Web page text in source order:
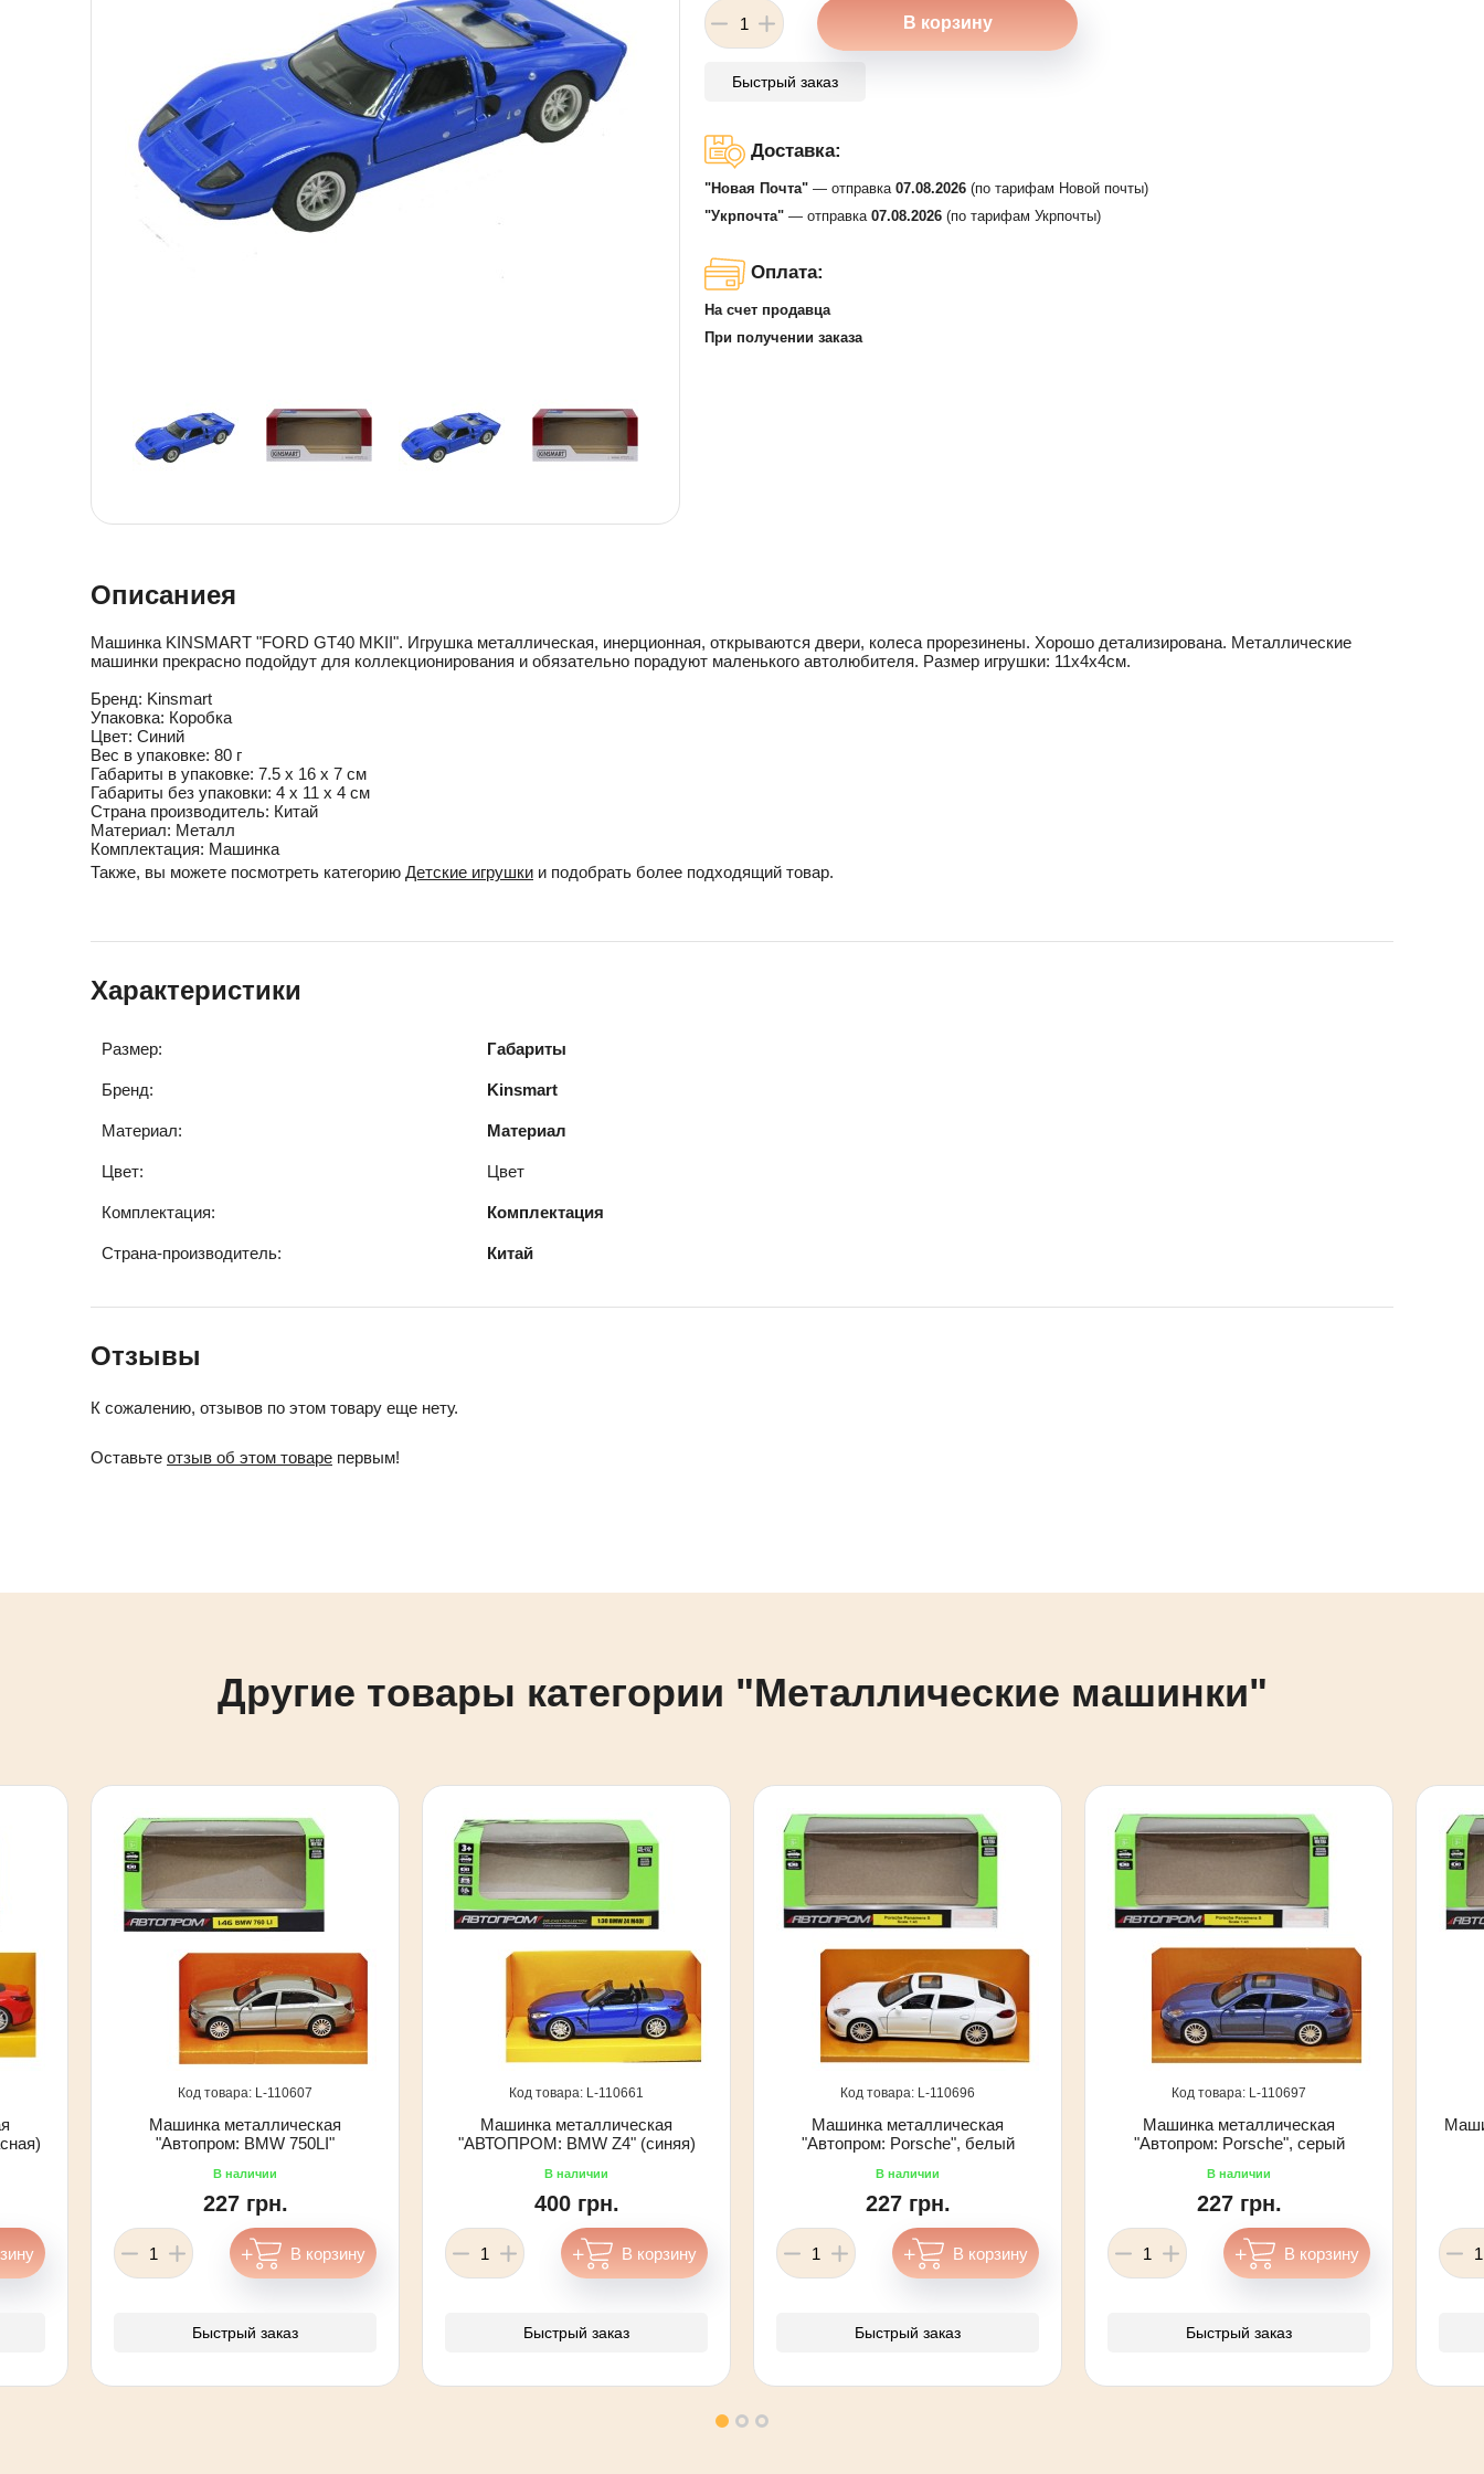
Товары для праздника
Новогодние украшения
Детская мебель
Детская посуда
Детская книга
Товары для маленьких детей
Уход и гигиена ребенка
Канцелярские товары
Быстрый заказ
Доставка:
"Новая Почта" — отправка 07.08.2026 (по тарифам Новой почты)
"Укрпочта" — отправка 07.08.2026 (по тарифам Укрпочты)
Оплата:
На счет продавца
При получении заказа
Описаниея
Машинка KINSMART "FORD GT40 MKII". Игрушка металлическая, инерционная, открываются двери, колеса прорезинены. Хорошо детализирована. Металлические
машинки прекрасно подойдут для коллекционирования и обязательно порадуют маленького автолюбителя. Размер игрушки: 11х4х4см.
Бренд: Kinsmart
Упаковка: Коробка
Цвет: Синий
Вес в упаковке: 80 г
Габариты в упаковке: 7.5 x 16 x 7 см
Габариты без упаковки: 4 x 11 x 4 см
Cтрана производитель: Китай
Материал: Металл
Комплектация: Машинка
Также, вы можете посмотреть категорию Детские игрушки и подобрать более подходящий товар.
Характеристики
Размер: Габариты
Бренд: Kinsmart
Материал: Материал
Цвет: Цвет
Комплектация: Комплектация
Страна-производитель: Китай
Отзывы
К сожалению, отзывов по этом товару еще нету.
Оставьте отзыв об этом товаре первым!
Другие товары категории "Металлические машинки"
110607
Машинка металлическая
"Автопром: BMW 750LI"
227 грн.
Быстрый заказ
110661
Машинка металлическая
"АВТОПРОМ: BMW Z4" (синяя)
400 грн.
Быстрый заказ
110696
Машинка металлическая
"Автопром: Porsche", белый
227 грн.
Быстрый заказ
110697
Машинка металлическая
"Автопром: Porsche", серый
227 грн.
Быстрый заказ